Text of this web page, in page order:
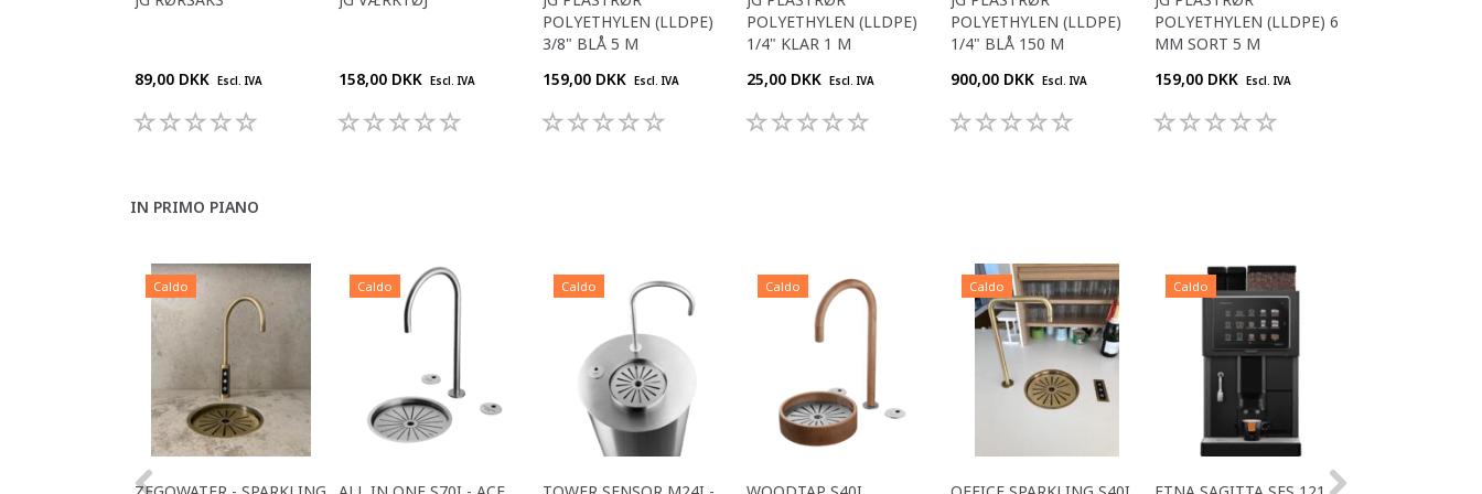
89,00 DKK Escl. IVA 158,00 DKK Escl. IVA
POLYETHYLEN (LLDPE)
3/8" BLÅ 5 M
159,00 DKK
Escl. IVA
POLYETHYLEN (LLDPE)
1/4" KLAR 1 M
25,00 DKK
Escl. IVA
POLYETHYLEN (LLDPE)
1/4" BLÅ 150 M
900,00 DKK
Escl. IVA
POLYETHYLEN (LLDPE) 6
MM SORT 5 M
159,00 DKK
Escl. IVA
IN PRIMO PIANO
Caldo Caldo Caldo Caldo Caldo Caldo